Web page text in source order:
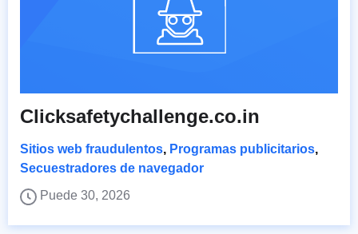
Clicksafetychallenge.co.in
Sitios web fraudulentos, Programas publicitarios,
Secuestradores de navegador
Puede 30, 2026